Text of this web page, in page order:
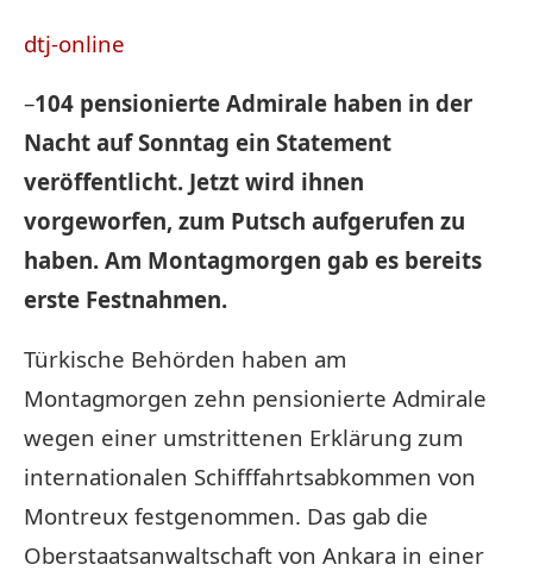
dtj-online
–104 pensionierte Admirale haben in der
Nacht auf Sonntag ein Statement
veröffentlicht. Jetzt wird ihnen
vorgeworfen, zum Putsch aufgerufen zu
haben. Am Montagmorgen gab es bereits
erste Festnahmen.
Türkische Behörden haben am
Montagmorgen zehn pensionierte Admirale
wegen einer umstrittenen Erklärung zum
internationalen Schifffahrtsabkommen von
Montreux festgenommen. Das gab die
Oberstaatsanwaltschaft von Ankara in einer